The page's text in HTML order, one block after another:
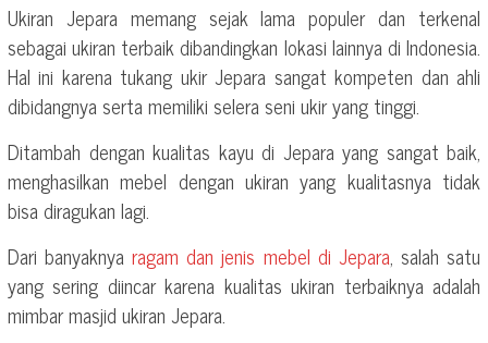
Ukiran Jepara memang sejak lama populer dan terkenal
sebagai ukiran terbaik dibandingkan lokasi lainnya di Indonesia.
Hal ini karena tukang ukir Jepara sangat kompeten dan ahli
dibidangnya serta memiliki selera seni ukir yang tinggi.
Ditambah dengan kualitas kayu di Jepara yang sangat baik,
menghasilkan mebel dengan ukiran yang kualitasnya tidak
bisa diragukan lagi.
Dari banyaknyaragam dan jenis mebel di Jepara, salah satu
yang sering diincar karena kualitas ukiran terbaiknya adalah
mimbar masjid ukiran Jepara.